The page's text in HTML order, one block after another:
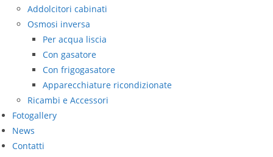
Addolcitori cabinati
Osmosi inversa
Per acqua liscia
Con gasatore
Con frigogasatore
Apparecchiature ricondizionate
Ricambi e Accessori
Fotogallery
News
Contatti